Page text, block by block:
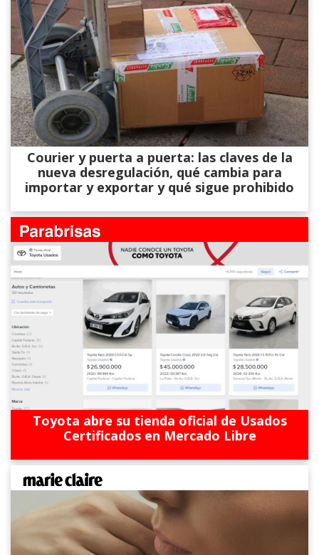
Courier y puerta a puerta: las claves de la
nueva desregulación, qué cambia para
importar y exportar y qué sigue prohibido
Toyota abre su tienda oficial de Usados
Certificados en Mercado Libre